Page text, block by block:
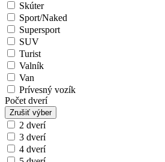
Skúter
Sport/Naked
Supersport
SUV
Turist
Valník
Van
Prívesný vozík
Počet dverí
Zrušiť výber
2 dverí
3 dverí
4 dverí